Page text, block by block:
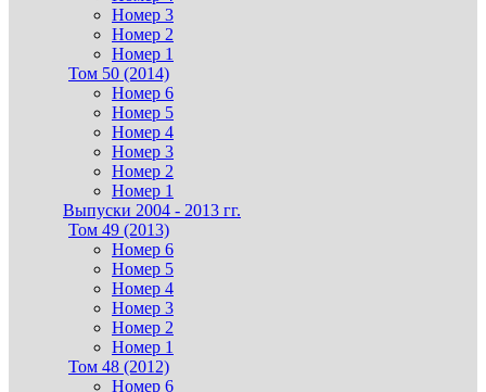
Номер 3
Номер 2
Номер 1
Том 50 (2014)
Номер 6
Номер 5
Номер 4
Номер 3
Номер 2
Номер 1
Выпуски 2004 - 2013 гг.
Том 49 (2013)
Номер 6
Номер 5
Номер 4
Номер 3
Номер 2
Номер 1
Том 48 (2012)
Номер 6